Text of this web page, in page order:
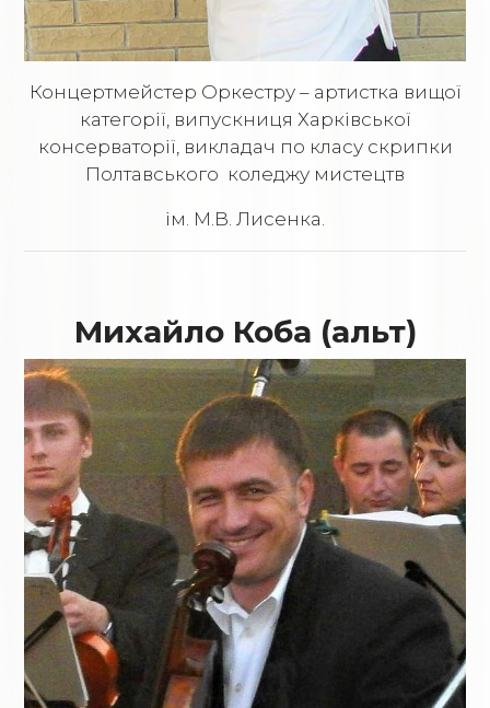
Концертмейстер Оркестру – артистка вищої
категорії, випускниця Харківської
консерваторії, викладач по класу скрипки
Полтавського коледжу мистецтв
ім. М.В. Лисенка.
Михайло Коба (альт)